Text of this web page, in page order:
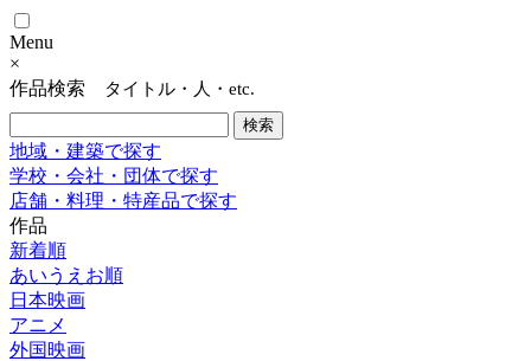
Menu
×
作品検索
タイトル・人・etc.
地域・建築で探す
学校・会社・団体で探す
店舗・料理・特産品で探す
作品
新着順
あいうえお順
日本映画
アニメ
外国映画